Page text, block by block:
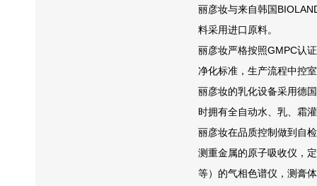
丽彦妆与来自韩国
料采用进口原料。
丽彦妆严格按照GMPC认
净化标准，生产流程中控
丽彦妆的乳化设备采用德
时拥有全自动水、乳、霜
丽彦妆在品质控制做到自
测重金属的原子吸收仪，
等）的气相色谱仪，测膏